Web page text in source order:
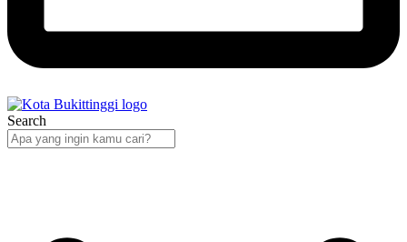
Search